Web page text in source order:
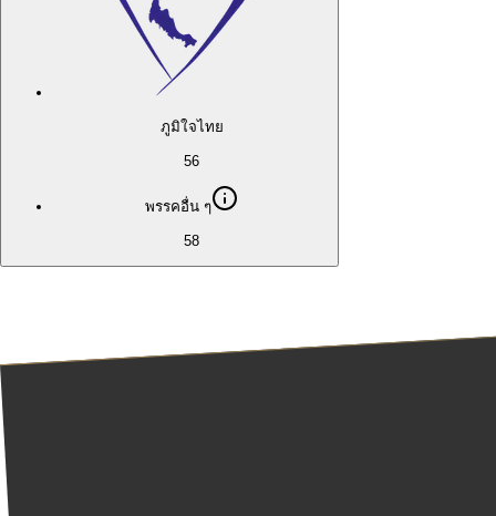
ภูมิใจไทย
56
พรรคอื่น ๆ
58